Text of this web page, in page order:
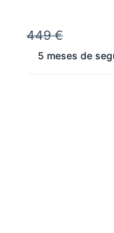
449 €
5 meses de